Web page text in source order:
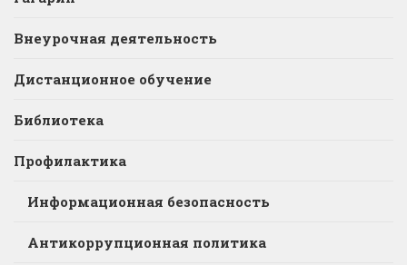
Внеурочная деятельность
Дистанционное обучение
Библиотека
Профилактика
Информационная безопасность
Антикоррупционная политика